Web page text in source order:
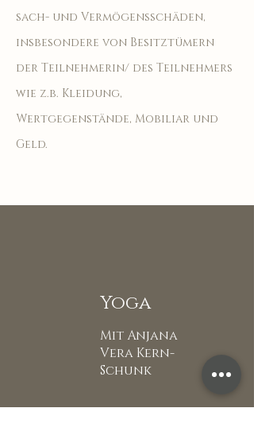
sach- und Vermögensschäden,
insbesondere von Besitztümern
der Teilnehmerin/ des Teilnehmers
wie z.b. Kleidung,
Wertgegenstände, Mobiliar und
Geld.
Yoga
Mit Anjana
Vera Kern-
Schunk